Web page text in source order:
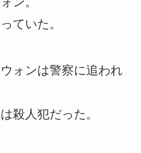
ていた。
ォンは警察に追われ
殺人犯だった。